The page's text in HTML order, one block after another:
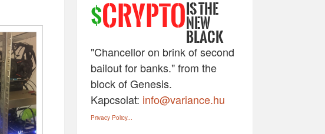
$CRYPTO IS THE
NEW
BLACK
"Chancellor on brink of second
bailout for banks." from the
block of Genesis.
Kapcsolat: info@variance.hu
Privacy Policy...